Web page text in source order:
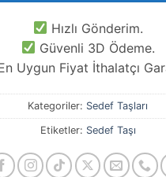
Hızlı Gönderim.
Güvenli 3D Ödeme.
Uygun Fiyat İthalatçı
Kategoriler: Sedef Taşları
Etiketler: Sedef Taşı